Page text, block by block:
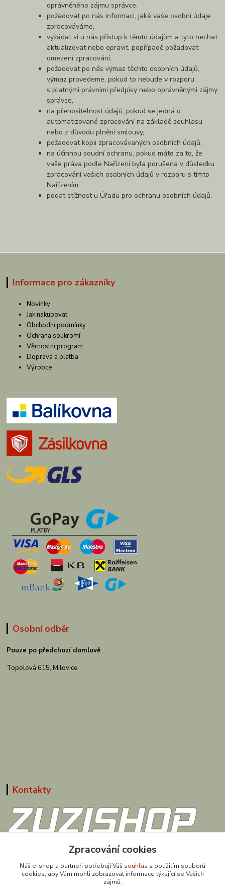
oprávněného zájmu správce,
požadovat po nás informaci, jaké vaše osobní údaje
zpracováváme,
vyžádat si u nás přístup k těmto údajům a tyto nechat
aktualizovat nebo opravit, popřípadě požadovat
omezení zpracování,
požadovat po nás výmaz těchto osobních údajů,
výmaz provedeme, pokud to nebude v rozporu
s platnými právními předpisy nebo oprávněnými zájmy
správce,
na přenositelnost údajů, pokud se jedná o
automatizované zpracování na základě souhlasu
nebo z důvodu plnění smlouvy,
požadovat kopii zpracovávaných osobních údajů,
na účinnou soudní ochranu, pokud máte za to, že
vaše práva podle Nařízení byla porušena v důsledku
zpracování vašich osobních údajů v rozporu s tímto
Nařízením,
podat stížnost u Úřadu pro ochranu osobních údajů.
Informace pro zákazníky
Novinky
Jak nakupovat
Obchodní podmínky
Ochrana soukromí
Věrnostní program
Doprava a platba
Výrobce
Osobní odběr
Pouze po předchozí domluvě :
Topolová 615, Milovice
Kontakty
obchod@zuzishop.cz
Zpracování cookies
Náš e-shop a partneři potřebují Váš souhlas s použitím souborů
cookies, aby Vám mohli zobrazovat informace týkající se Vašich
zájmů.